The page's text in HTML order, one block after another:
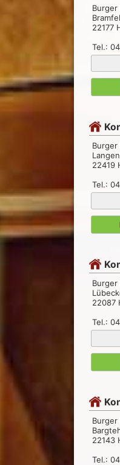
Burger
22177
Tel.:
22419
Tel.:
Burger
22087
Tel.:
22143
Tel.: